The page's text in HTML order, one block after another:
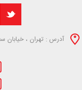
آدرس : تهران ، خیابان